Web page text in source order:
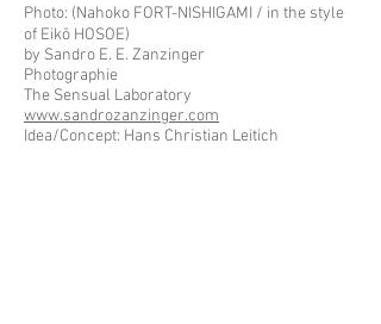
Photo: (Nahoko FORT-NISHIGAMI / in the style
of Eikō HOSOE)
by Sandro E. E. Zanzinger
Photographie
The Sensual Laboratory
www.sandrozanzinger.com
Idea/Concept: Hans Christian Leitich